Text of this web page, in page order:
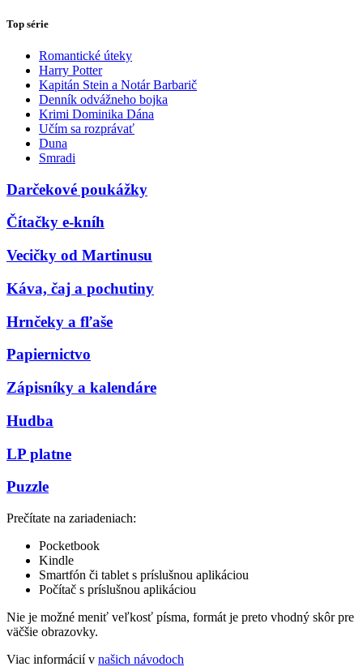
Top série
Romantické úteky
Harry Potter
Kapitán Stein a Notár Barbarič
Denník odvážneho bojka
Krimi Dominika Dána
Učím sa rozprávať
Duna
Smradi
Darčekové poukážky
Čítačky e-kníh
Vecičky od Martinusu
Káva, čaj a pochutiny
Hrnčeky a fľaše
Papiernictvo
Zápisníky a kalendáre
Hudba
LP platne
Puzzle
Prečítate na zariadeniach:
Pocketbook
Kindle
Smartfón či tablet s príslušnou aplikáciou
Počítač s príslušnou aplikáciou
Nie je možné meniť veľkosť písma, formát je preto vhodný skôr pre
väčšie obrazovky.
Viac informácií v našich návodoch